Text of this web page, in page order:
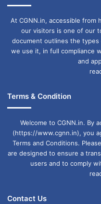
At CGNN.in, accessible
our visitors is one of our
document outlines the
we use it, in full compliance
and
Terms & Condition
Welcome to CGNN.in. By
(https://www.cgnn.in), you
Terms and Conditions.
are designed to ensure a
users and to comply
Contact Us